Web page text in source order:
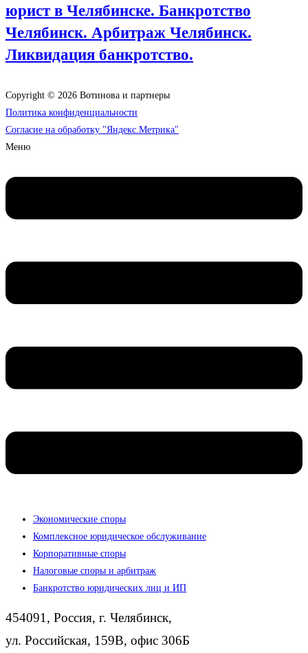
юрист в Челябинске. Банкротство
Челябинск. Арбитраж Челябинск.
Ликвидация банкротство.
Copyright © 2026 Вотинова и партнеры
Политика конфиденциальности
Согласие на обработку "Яндекс.Метрика"
Меню
Экономические споры
Комплексное юридическое обслуживание
Корпоративные споры
Налоговые споры и арбитраж
Банкротство юридических лиц и ИП
454091, Россия, г. Челябинск,
ул. Российская, 159В, офис 306Б